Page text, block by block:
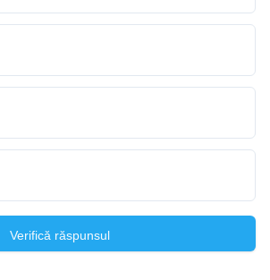
Verifică răspunsul